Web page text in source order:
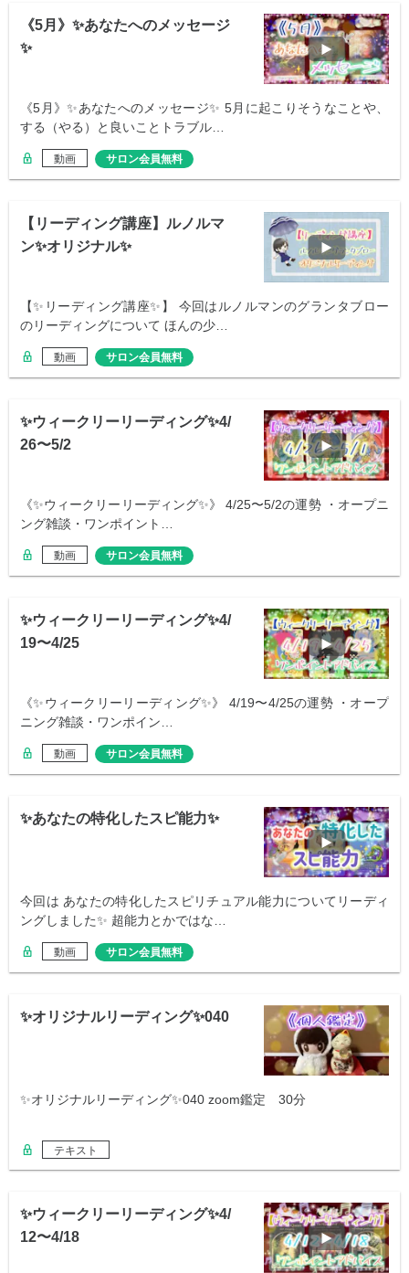
《5月》✨あなたへのメッセージ
✨
《5月》✨あなたへのメッセージ✨ 5月に起こりそうなことや、
する（やる）と良いことトラブル…
動画 サロン会員無料
【リーディング講座】ルノルマ
ン✨オリジナル✨
【✨リーディング講座✨】 今回はルノルマンのグランタブロー
のリーディングについて ほんの少…
動画 サロン会員無料
✨ウィークリーリーディング✨4/
26〜5/2
《✨ウィークリーリーディング✨》 4/25〜5/2の運勢 ・オープニ
ング雑談・ワンポイント…
動画 サロン会員無料
✨ウィークリーリーディング✨4/
19〜4/25
《✨ウィークリーリーディング✨》 4/19〜4/25の運勢 ・オープ
ニング雑談・ワンポイン…
動画 サロン会員無料
✨あなたの特化したスピ能力✨
今回は あなたの特化したスピリチュアル能力についてリーディ
ングしました✨ 超能力とかではな…
動画 サロン会員無料
✨オリジナルリーディング✨040
✨オリジナルリーディング✨040 zoom鑑定 30分
テキスト
✨ウィークリーリーディング✨4/
12〜4/18